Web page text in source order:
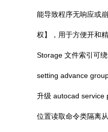
能导致程序无响应或
权】，用于方便开和
Storage 文件索引可
setting advance
升级 autocad service
位置读取命令类隔离